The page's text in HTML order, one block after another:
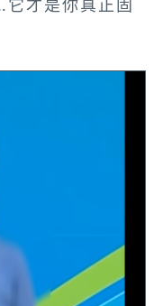
才是你真正固